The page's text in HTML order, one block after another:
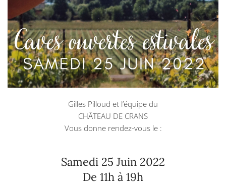
Gilles Pilloud et l’équipe du
CHÂTEAU DE CRANS
Vous donne rendez-vous le :
Samedi 25 Juin 2022
De 11h à 19h